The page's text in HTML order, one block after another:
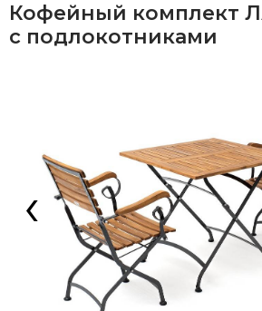
Кофейный комплект
с подлокотниками
‹